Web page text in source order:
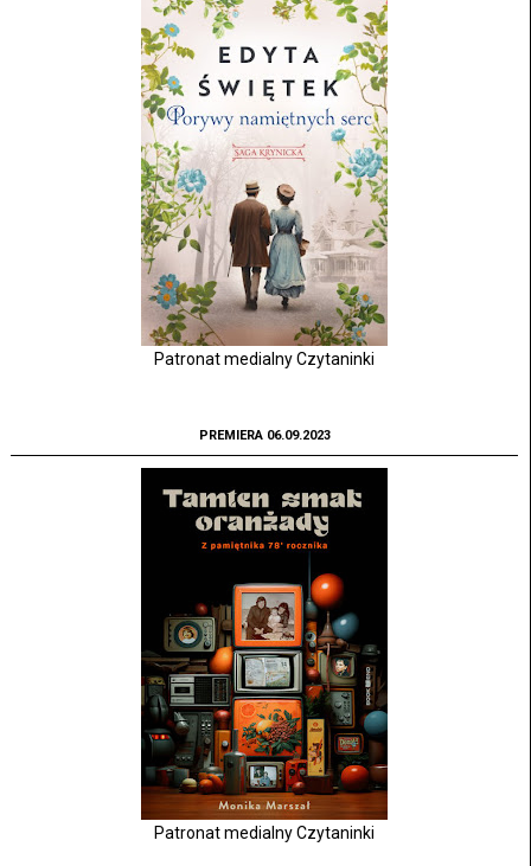
Patronat medialny Czytaninki
PREMIERA 06.09.2023
Patronat medialny Czytaninki